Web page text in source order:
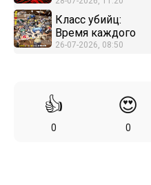
Класс убийц:
Время каждого
26-07-2026, 08:50
👍
0
😍
0